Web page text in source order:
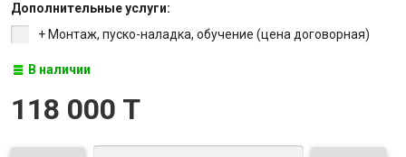
Дополнительные услуги:
+ Монтаж, пуско-наладка, обучение (цена договорная)
В наличии
118 000 T